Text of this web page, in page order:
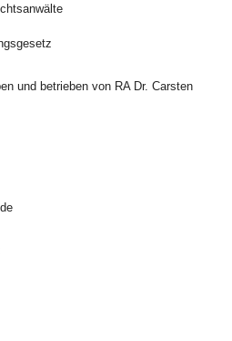
und betrieben von RA Dr. Carsten